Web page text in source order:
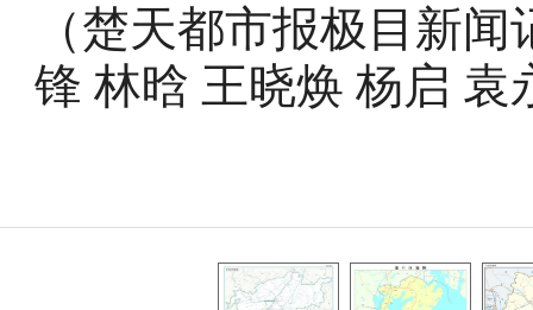
（楚天都市报极目新
锋 林晗 王晓焕 杨启 袁